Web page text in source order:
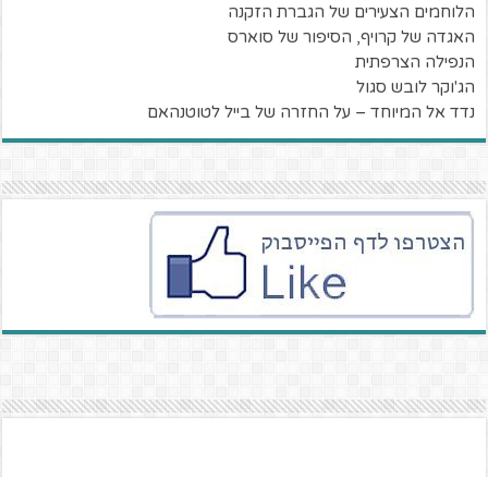
הלוחמים הצעירים של הגברת הזקנה
האגדה של קרויף, הסיפור של סוארס
הנפילה הצרפתית
הג'וקר לובש סגול
נדד אל המיוחד – על החזרה של בייל לטוטנהאם